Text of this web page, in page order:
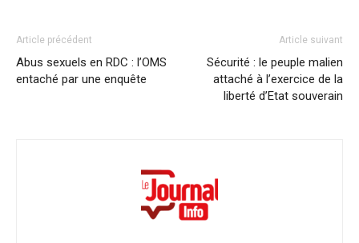
Article précédent
Abus sexuels en RDC : l’OMS
entaché par une enquête
Article suivant
Sécurité : le peuple malien
attaché à l’exercice de la
liberté d’Etat souverain